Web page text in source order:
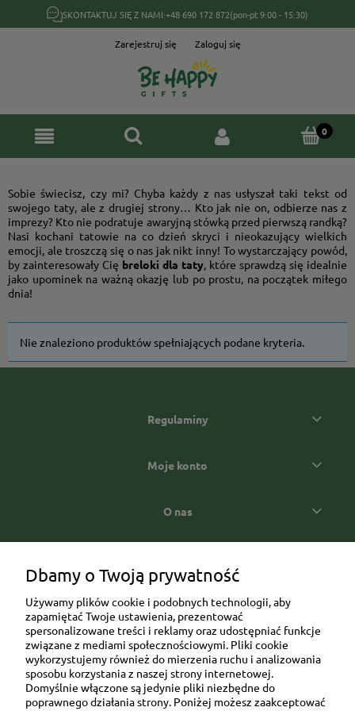
SKONTAKTUJ SIĘ Z NAMI:+48 690 172 872(pon-pt 9:00 - 15:30)
Zarejestruj się Zaloguj się
Sobie świecisz, czy mi? Chyba każdy z nas usłyszał taki tekst od
swojego taty, ale z drugiej strony… Kto jak nie on, odbierze nas z
imprezy? Kto nie podratuje awaryjną stówką przed pierwszą randką?
Nasi kochani tatowie na co dzień skryci i nieokazujący wielkich
emocji, ale troszczą się o nas jak nikt inny! To wystarczający powód,
by zainteresowały Cię breloki dla taty, które sprawdzą się idealnie
jako upominek na ważną okazję lub po prostu, na początek miłego
dnia!
Nie znaleziono produktów spełniających podane kryteria.
Regulaminy
Moje konto
O nas
Ul. Brukowa 6/8 lok. 57/58
Dbamy o Twoją prywatność
Używamy plików cookie i podobnych technologii, aby
zapamiętać Twoje ustawienia, prezentować
spersonalizowane treści i reklamy oraz udostępniać funkcje
związane z mediami społecznościowymi. Pliki cookie
wykorzystujemy również do mierzenia ruchu i analizowania
sposobu korzystania z naszej strony internetowej.
Domyślnie włączone są jedynie pliki niezbędne do
poprawnego działania strony. Poniżej możesz zaakceptować